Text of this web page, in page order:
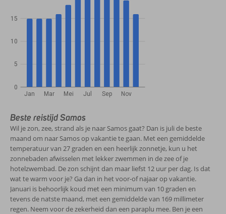
Jan Mar Mei Jul Sep Nov
0
5
10
15
Beste reistijd Samos
Wil je zon, zee, strand als je naar Samos gaat? Dan is juli de beste
maand om naar Samos op vakantie te gaan. Met een gemiddelde
temperatuur van 27 graden en een heerlijk zonnetje, kun u het
zonnebaden afwisselen met lekker zwemmen in de zee of je
hotelzwembad. De zon schijnt dan maar liefst 12 uur per dag. Is dat
wat te warm voor je? Ga dan in het voor-of najaar op vakantie.
Januari is behoorlijk koud met een minimum van 10 graden en
tevens de natste maand, met een gemiddelde van 169 millimeter
regen. Neem voor de zekerheid dan een paraplu mee. Ben je een